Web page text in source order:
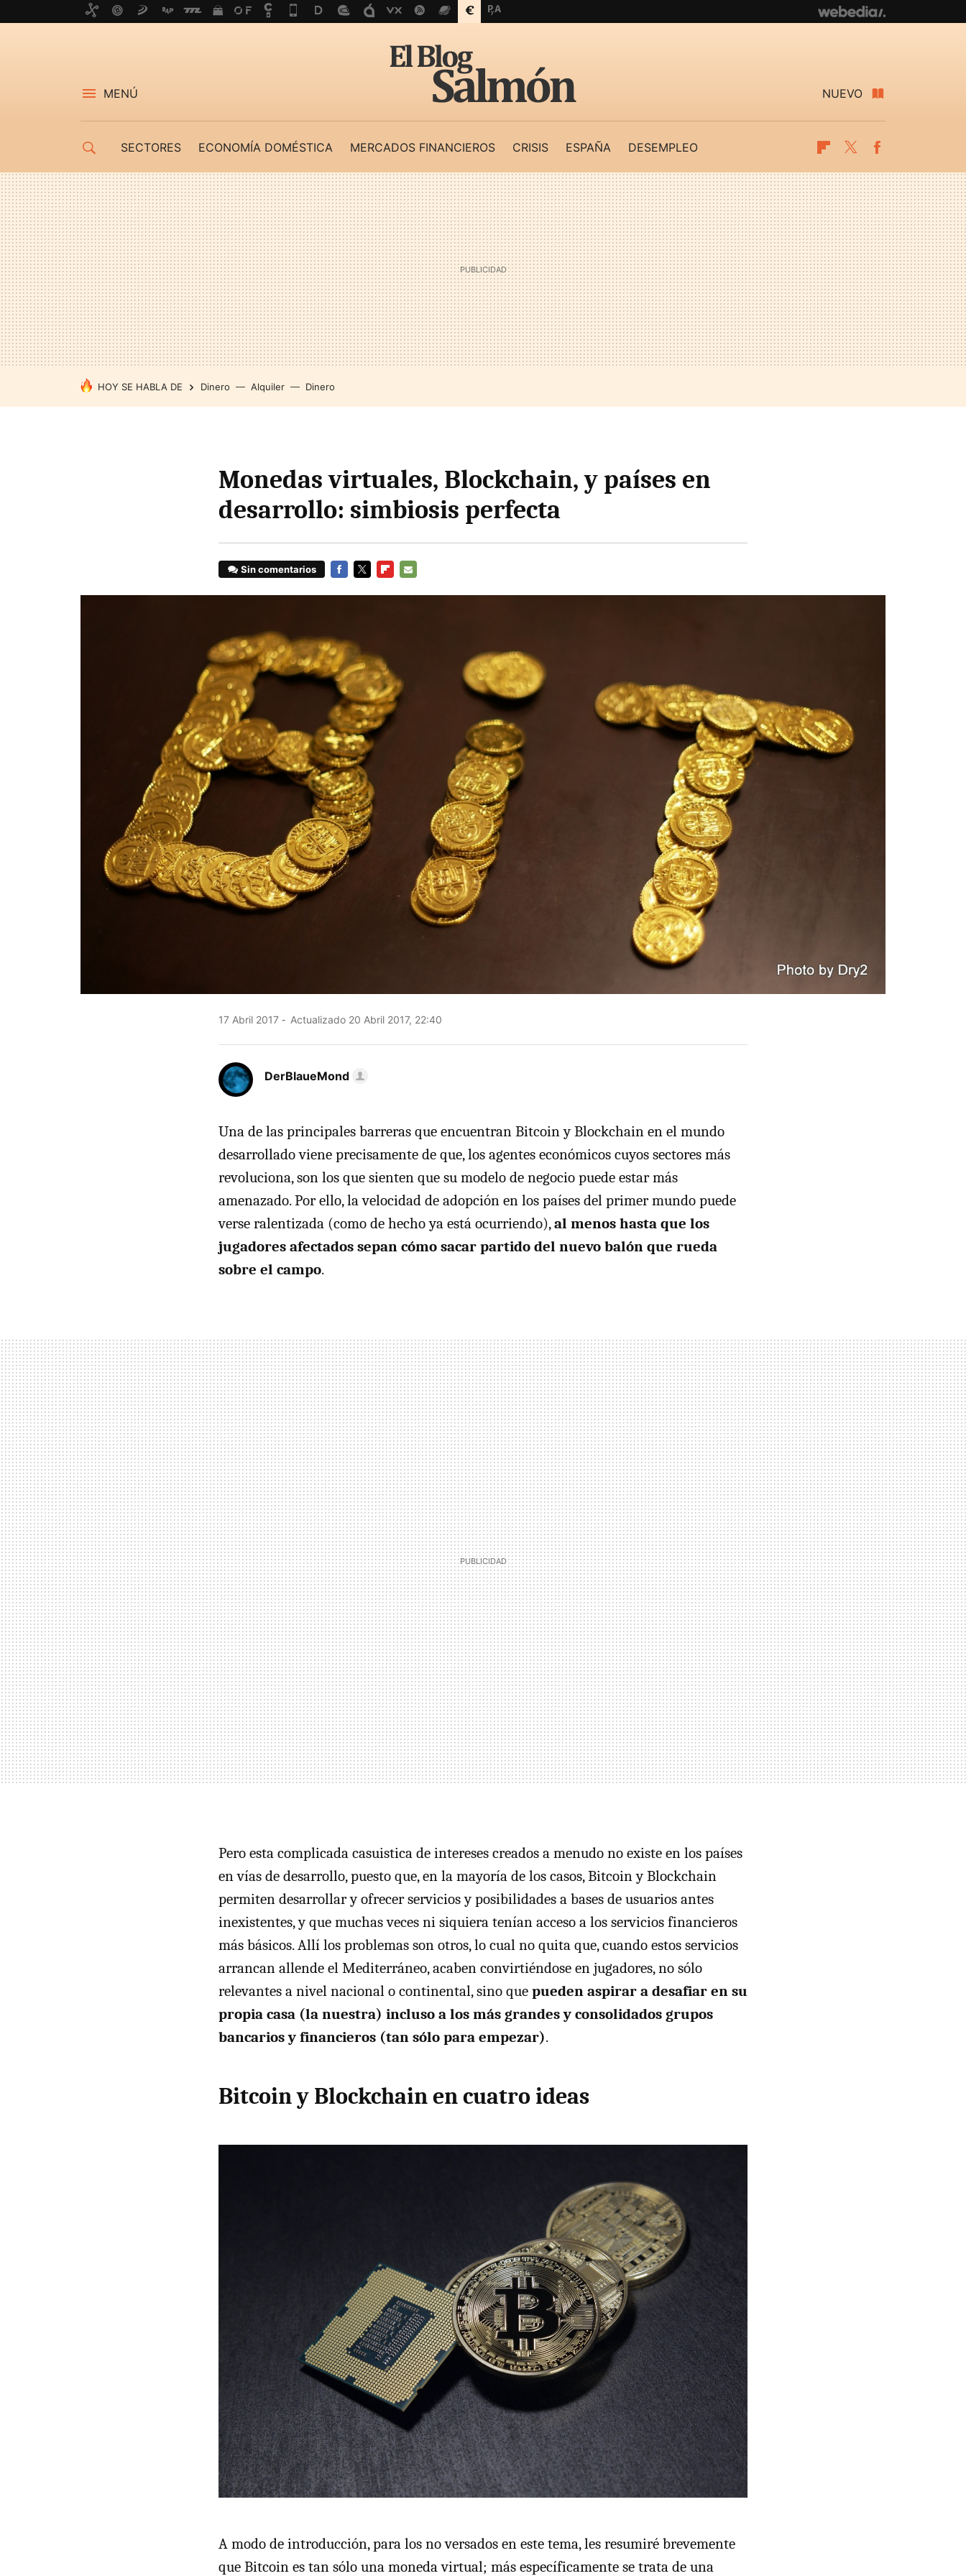
MENÚ NUEVO
SECTORES ECONOMÍA DOMÉSTICA MERCADOS FINANCIEROS CRISIS ESPAÑA DESEMPLEO Flipboard
Twitter
HOY SE HABLA DE Dinero Alquiler Dinero
Monedas virtuales, Blockchain, y países en
desarrollo: simbiosis perfecta
Sin comentarios
17 Abril 2017 Actualizado 20 Abril 2017, 22:40
DerBlaueMond
Una de las principales barreras que encuentran Bitcoin y Blockchain en el mundo
desarrollado viene precisamente de que, los agentes económicos cuyos sectores más
revoluciona, son los que sienten que su modelo de negocio puede estar más
amenazado. Por ello, la velocidad de adopción en los países del primer mundo puede
verse ralentizada (como de hecho ya está ocurriendo),al menos hasta que los
jugadores afectados sepan cómo sacar partido del nuevo balón que rueda
sobre el campo.
Pero esta complicada casuistica de intereses creados a menudo no existe en los países
en vías de desarrollo, puesto que, en la mayoría de los casos, Bitcoin y Blockchain
permiten desarrollar y ofrecer servicios y posibilidades a bases de usuarios antes
inexistentes, y que muchas veces ni siquiera tenían acceso a los servicios financieros
más básicos. Allí los problemas son otros, lo cual no quita que, cuando estos servicios
arrancan allende el Mediterráneo, acaben convirtiéndose en jugadores, no sólo
relevantes a nivel nacional o continental, sino que pueden aspirar a desafiar en su
propia casa (la nuestra) incluso a los más grandes y consolidados grupos
bancarios y financieros (tan sólo para empezar).
Bitcoin y Blockchain en cuatro ideas
A modo de introducción, para los no versados en este tema, les resumiré brevemente
que Bitcoin es tan sólo una moneda virtual; más específicamente se trata de una